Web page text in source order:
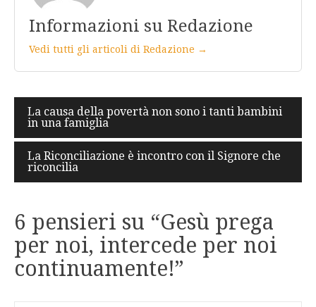
Informazioni su Redazione
Vedi tutti gli articoli di Redazione →
Navigazione
articoli
La causa della povertà non sono i tanti bambini
in una famiglia
La Riconciliazione è incontro con il Signore che
riconcilia
6 pensieri su “Gesù prega
per noi, intercede per noi
continuamente!”